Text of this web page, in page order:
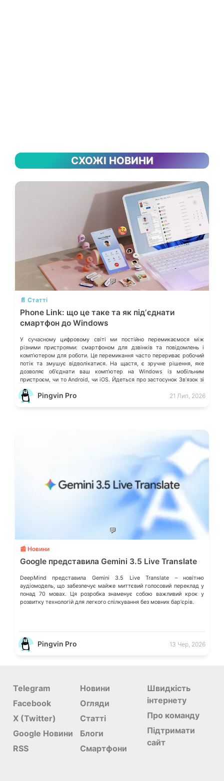
СХОЖІ НОВИНИ
💬
📄 Статті
Phone Link: що це таке та як підʼєднати
смартфон до Windows
У сучасному цифровому світі ми постійно перемикаємося між
різними пристроями: смартфоном для дзвінків та повідомлень і
компʼютером для роботи. Це перемикання часто перериває робочий
потік та змушує відволікатися. На щастя, є зручне рішення, яке
дозволяє обʼєднати ваш компʼютер на Windows із мобільним
пристроєм, чи то Android, чи iOS. Йдеться про застосунок Звʼязок зі
смартфоном (Phone Link) від Microsoft, що перетворює ваш ПК на
своєрідний «міст» до функцій смартфона.
Pingvin Pro 21 Лип, 2026
💬
📰 Новини
Google представила Gemini 3.5 Live Translate
DeepMind представила Gemini 3.5 Live Translate – новітню
аудіомодель, що забезпечує майже миттєвий голосовий переклад у
понад 70 мовах. Ця розробка знаменує собою важливий крок у
розвитку технологій для легкого спілкування без мовних барʼєрів.
Pingvin Pro 13 Чер, 2026
Telegram
Facebook
X (Twitter)
Google Новини
RSS
Новини
Огляди
Статті
Блоги
Смартфони
Швидкість
інтернету
Про команду
Підтримати
сайт